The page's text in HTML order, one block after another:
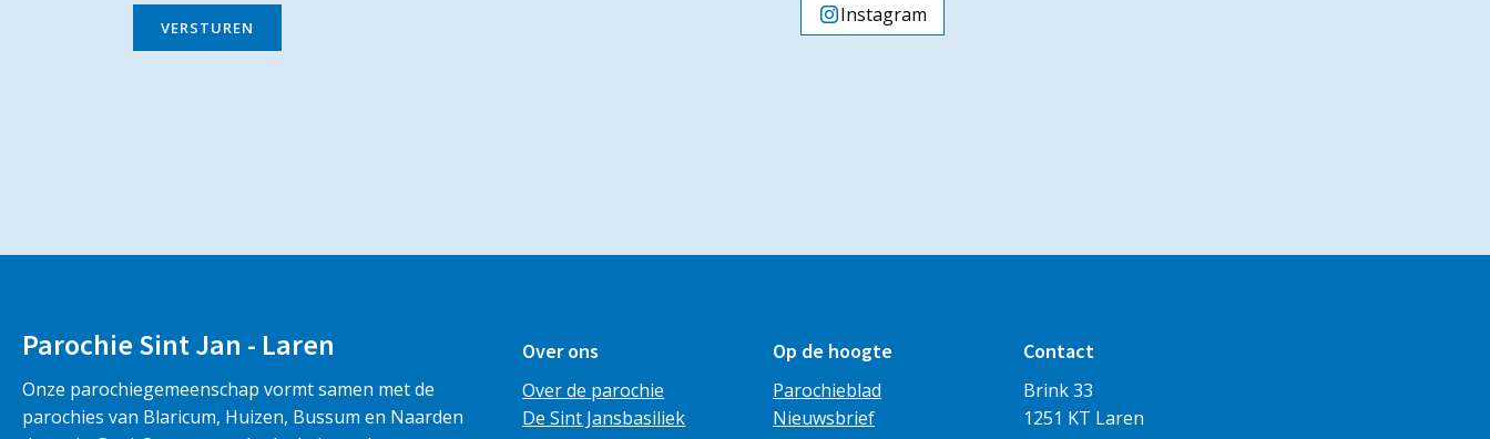
VERSTUREN
Instagram
Parochie Sint Jan - Laren
Onze parochiegemeenschap vormt samen met de
parochies van Blaricum, Huizen, Bussum en Naarden
Over ons
Over de parochie
De Sint Jansbasiliek
Op de hoogte
Parochieblad
Nieuwsbrief
Contact
Brink 33
1251 KT Laren